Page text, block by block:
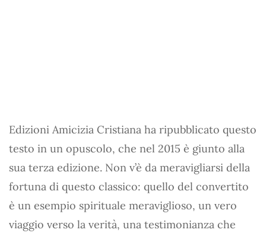
Edizioni Amicizia Cristiana ha ripubblicato questo
testo in un opuscolo, che nel 2015 è giunto alla
sua terza edizione. Non v’è da meravigliarsi della
fortuna di questo classico: quello del convertito
è un esempio spirituale meraviglioso, un vero
viaggio verso la verità, una testimonianza che